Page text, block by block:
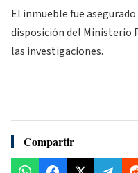
El inmueble fue
disposición del Ministerio
las investigaciones.
Compartir